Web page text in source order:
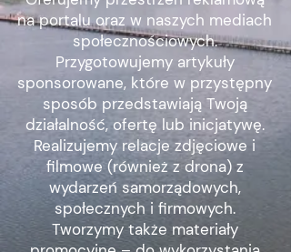
na portalu oraz w naszych mediach
społecznościowych.
Przygotowujemy artykuły
sponsorowane, które w przystępny
sposób przedstawiają Twoją
działalność, ofertę lub inicjatywę.
Realizujemy relacje zdjęciowe i
filmowe (również z drona) z
wydarzeń samorządowych,
społecznych i firmowych.
Tworzymy także materiały